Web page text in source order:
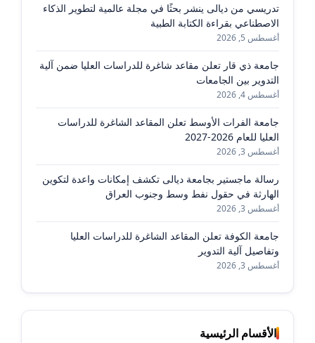
تدريسي من ديالى ينشر بحثًا في مجلة عالمية لتطوير الذكاء
الاصطناعي بقراءة الكتابة الطبية
أغسطس 5, 2026
جامعة ذي قار تعلن مقاعد شاغرة للدراسات العليا ضمن آلية
التدوير بين الجامعات
أغسطس 4, 2026
جامعة الفرات الأوسط تعلن المقاعد الشاغرة للدراسات
العليا للعام 2026-2027
أغسطس 3, 2026
رسالة ماجستير بجامعة ديالى تكشف إمكانات واعدة لتكوين
الهارثة في حقول نفط وسط وجنوب العراق
أغسطس 3, 2026
جامعة الكوفة تعلن المقاعد الشاغرة للدراسات العليا
وتفاصيل آلية التدوير
أغسطس 3, 2026
الأقسام الرئيسية